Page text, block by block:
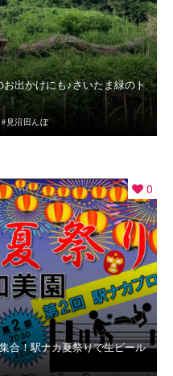
出かけにも♪さいたま緑のト
見沼田んぼ
0
合！駅ナカ夏祭りで生ビール